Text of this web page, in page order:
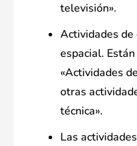
televisión».
Actividades
espacial.
«Actividades
otras
técnica».
Las